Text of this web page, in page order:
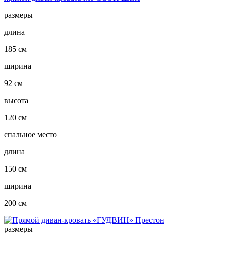
размеры
длина
185 см
ширина
92 см
высота
120 см
спальное место
длина
150 см
ширина
200 см
размеры